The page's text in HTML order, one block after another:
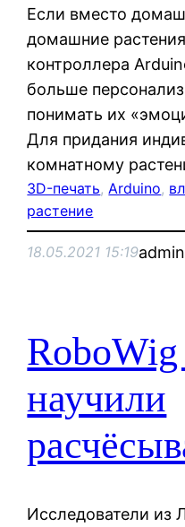
Если вместо
домашние
контроллера
больше
понимать их
Для придания
комнатному
3D-печать, Arduino,
растение
18.05.2021 15:19admin
научили
Исследователи из